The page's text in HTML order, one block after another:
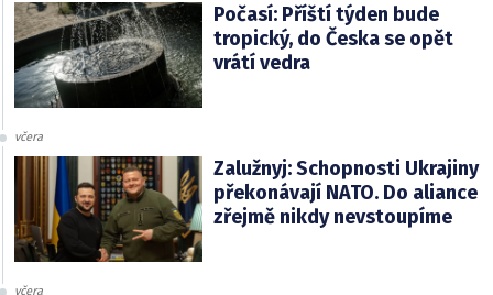
Počasí: Příští týden bude
tropický, do Česka se opět
vrátí vedra
včera
Zalužnyj: Schopnosti Ukrajiny
překonávají NATO. Do aliance
zřejmě nikdy nevstoupíme
včera